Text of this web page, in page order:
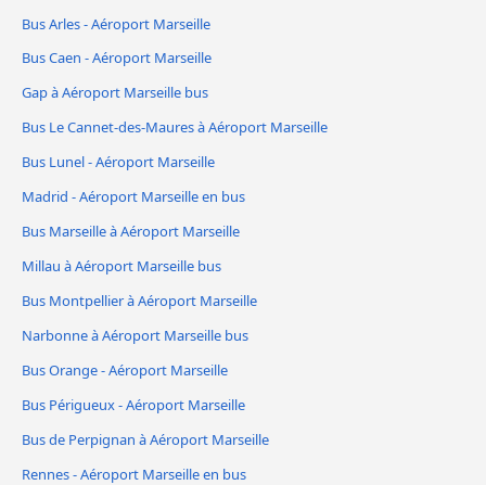
Bus Arles - Aéroport Marseille
Bus Caen - Aéroport Marseille
Gap à Aéroport Marseille bus
Bus Le Cannet-des-Maures à Aéroport Marseille
Bus Lunel - Aéroport Marseille
Madrid - Aéroport Marseille en bus
Bus Marseille à Aéroport Marseille
Millau à Aéroport Marseille bus
Bus Montpellier à Aéroport Marseille
Narbonne à Aéroport Marseille bus
Bus Orange - Aéroport Marseille
Bus Périgueux - Aéroport Marseille
Bus de Perpignan à Aéroport Marseille
Rennes - Aéroport Marseille en bus